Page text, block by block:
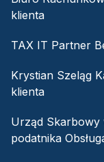
klienta
TAX IT Partner
Krystian Szeląg
klienta
Urząd Skarbowy
podatnika